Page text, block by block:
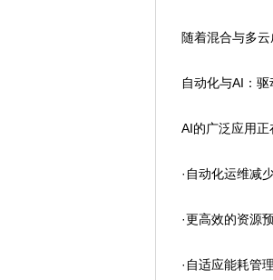
随着混合与多云成
自动化与AI：驱
AI的广泛应用正
·自动化运维减少
·更高效的资源预
·自适应能耗管理